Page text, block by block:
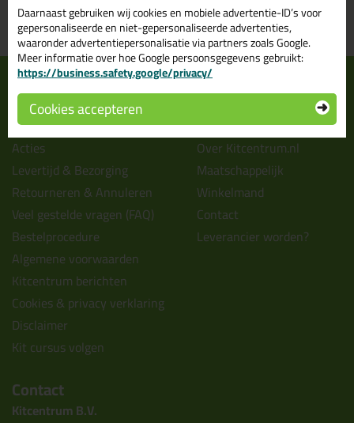
Grootste assortiment
uit voorraad leverbaar
PostNL afhaalpunt: kies zelf
wanneer je afhaalt
Informatie
Tips en tricks
Keuzehulpen
Acties
Levertijd & Bezorging
Retourneren & Annuleren
Veel gestelde vragen (FAQ)
Bestelprocedure
Algemene voorwaarden
Kitcentrum berichten
Cookies & privacy verklaring
Disclaimer
Kit cursus volgen
Over ons
Vacatures bij kitcentrum.nl
Over Kitcentrum.nl
Maatschappelijk
Winkelmand
Contact
Leverancier worden?
Contact
Kitcentrum B.V.
Daarnaast gebruiken wij cookies en mobiele advertentie-ID’s voor
gepersonaliseerde en niet-gepersonaliseerde advertenties,
waaronder advertentiepersonalisatie via partners zoals Google.
Meer informatie over hoe Google persoonsgegevens gebruikt:
https://business.safety.google/privacy/
Cookies accepteren